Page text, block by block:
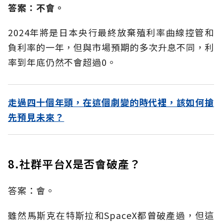
答案：不會。
2024年將是日本央行最終放棄殖利率曲線控管和
負利率的一年，但與市場預期的多次升息不同，利
率到年底仍然不會超過0。
走過四十個年頭，在這個劇變的時代裡，該如何搶
先預見未來？
8.社群平台X是否會破產？
答案：會。
雖然馬斯克在特斯拉和SpaceX都曾破產過，但這